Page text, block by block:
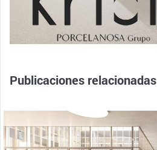
Publicaciones relacionadas